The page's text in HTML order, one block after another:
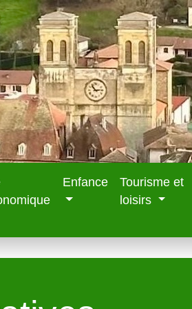
Enfance
Tourisme et
loisirs